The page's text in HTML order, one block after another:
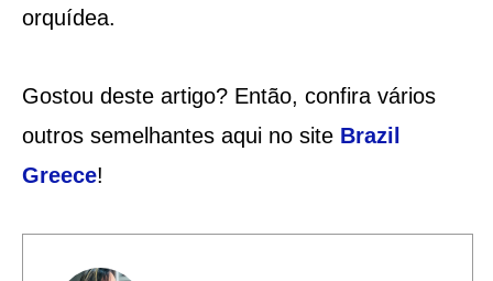
orquídea.
Gostou deste artigo? Então, confira vários
outros semelhantes aqui no site Brazil
Greece!